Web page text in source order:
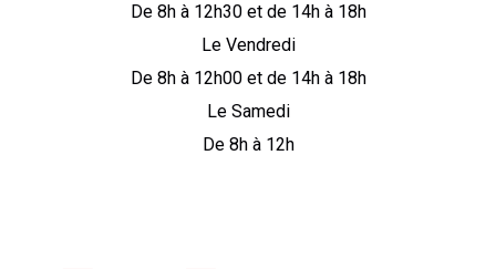
De 8h à 12h30 et de 14h à 18h
Le Vendredi
De 8h à 12h00 et de 14h à 18h
Le Samedi
De 8h à 12h